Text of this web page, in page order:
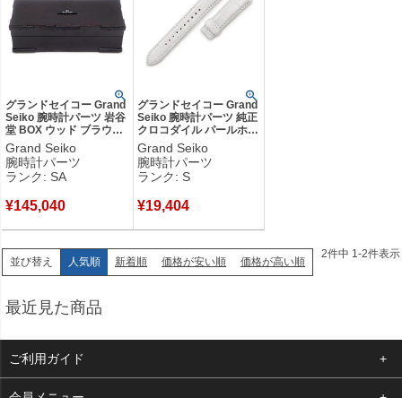
いその圧倒的な技術力から生まれたタイムピースは、一生モノの時計
をお探しの方におすすめです。
創業年：1960年
グランドセイコー Grand
Seiko 腕時計パーツ 岩谷
堂 BOX ウッド ブラウン
新品同様 岩谷堂箪笥 伝
統工芸品 中千家具製作所
時計 箱 収納 漆塗り ブラ
ウン 【中古】新品同様品
Grand Seiko
腕時計パーツ
ランク: SA
¥145,040
グランドセイコー Grand
Seiko 腕時計パーツ 純正
クロコダイル パールホワ
イト 未使用 替え クロコ
ベルト バンド ストラッ
プ 20ｍｍ パールホワイ
ト 【中古】未使用保管品
Grand Seiko
腕時計パーツ
ランク: S
¥19,404
並び替え 人気順 新着順 価格が安い順 価格が高い順
2件中 1-2件表示
最近見た商品
ご利用ガイド